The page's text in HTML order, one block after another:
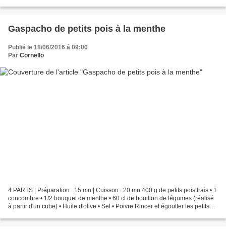
Gaspacho de petits pois à la menthe
Publié le 18/06/2016 à 09:00
Par Cornello
4 PARTS | Préparation : 15 mn | Cuisson : 20 mn 400 g de petits pois frais • 1
concombre • 1/2 bouquet de menthe • 60 cl de bouillon de légumes (réalisé
à partir d'un cube) • Huile d'olive • Sel • Poivre Rincer et égoutter les petits